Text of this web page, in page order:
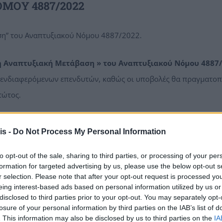
- Do Not Process My Personal Information
opt-out of the sale, sharing to third parties, or processing of your
for targeted advertising by us, please use the below opt-out
selection. Please note that after your opt-out request is processed
interest-based ads based on personal information utilized by us
to third parties prior to your opt-out. You may separately
of your personal information by third parties on the IAB’s list of
This information may also be disclosed by us to third parties on the
4887/2022
του Αναπτυξιακού Νόμου 4887/2022.
Αναπτυξιακή Μετάβαση » του Αναπτυξιακού Νόμου
επενδυτών, καθώς οι υποβολές θα
» καλύπτει χωρικά τις περιοχές των Εδαφικών Σχεδίων
2021-2027, και πιο συγκεκριμένα όλους τους
της Περιφέρειας Πελοποννήσου.
σε τριακόσια ογδόντα εκατομμύρια (380.000.000 €) ευρώ
των περιοχών Ε.Σ.ΔΙ.Μ., Δυτικής Μακεδονίας και